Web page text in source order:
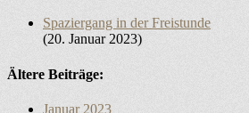
Spaziergang in der Freistunde
20. Januar 2023
Ältere Beiträge:
Januar 2023